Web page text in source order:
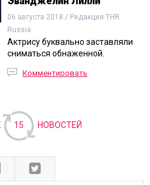
06 августа 2018 / Редакция THR
Russia
Актрису буквально заставляли
сниматься обнаженной.
Комментировать
15 НОВОСТЕЙ